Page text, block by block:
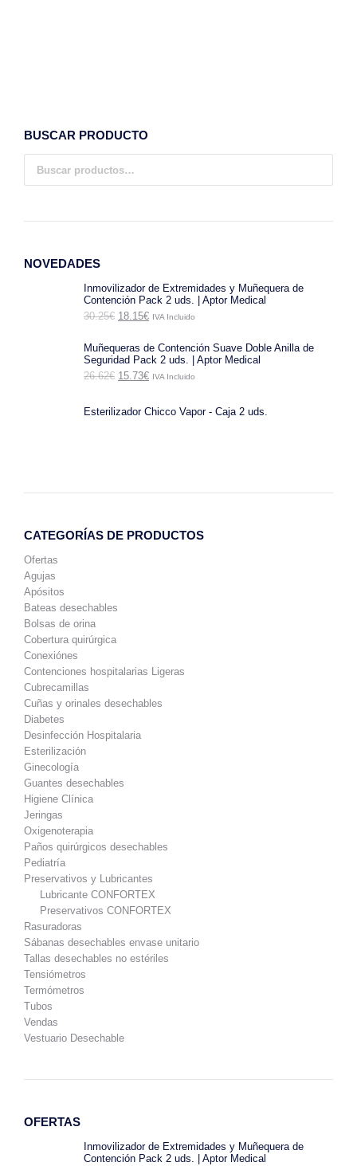
BUSCAR PRODUCTO
NOVEDADES
Inmovilizador de Extremidades y Muñequera de
Contención Pack 2 uds. | Aptor Medical
30.25€ El
era:
30.25€.
18.15€El
es:
18.15€.
IVA Incluido
Muñequeras de Contención Suave Doble Anilla de
Seguridad Pack 2 uds. | Aptor Medical
26.62€ El
era:
15.73€El
es:
IVA Incluido
Esterilizador Chicco Vapor - Caja 2 uds.
CATEGORÍAS DE PRODUCTOS
Ofertas
Agujas
Apósitos
Bateas desechables
Bolsas de orina
Cobertura quirúrgica
Conexiónes
Contenciones hospitalarias Ligeras
Cubrecamillas
Cuñas y orinales desechables
Diabetes
Desinfección Hospitalaria
Esterilización
Ginecología
Guantes desechables
Higiene Clínica
Jeringas
Oxigenoterapia
Paños quirúrgicos desechables
Pediatría
Preservativos y Lubricantes
Lubricante CONFORTEX
Preservativos CONFORTEX
Rasuradoras
Sábanas desechables envase unitario
Tallas desechables no estériles
Tensiómetros
Termómetros
Tubos
Vendas
Vestuario Desechable
OFERTAS
Inmovilizador de Extremidades y Muñequera de
Contención Pack 2 uds. | Aptor Medical